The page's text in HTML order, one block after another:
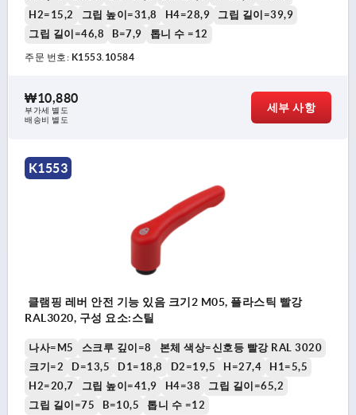
H2=15,2
그립 높이=31,8 H4=28,9
그립 길이=39,9
그립 길이=46,8
B=7,9 톱니 수 =12
주문 번호: K1553.10584
₩10,880
부가세 별도
배송비 별도
세부 사항
K1553
클램핑 레버 안전 기능 있음 크기2 M05, 플라스틱 빨강
RAL3020, 구성 요소:스틸
나사=M5 스크루 깊이=8
본체 색상=신호등 빨강 RAL 3020
크기=2
D=13,5 D1=18,8 D2=19,5 H=27,4
H1=5,5
H2=20,7
그립 높이=41,9 H4=38
그립 길이=65,2
그립 길이=75
B=10,5 톱니 수 =12